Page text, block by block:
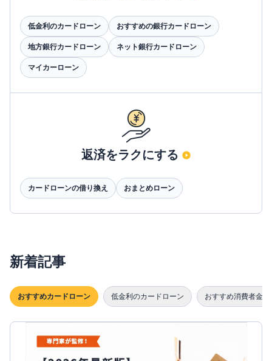
低金利のカードローン おすすめの銀行カードローン
地方銀行カードローン ネット銀行カードローン
マイカーローン
返済をラクにする
カードローンの借り換え おまとめローン
新着記事
おすすめカードローン 低金利のカードローン おすすめ消費者金融